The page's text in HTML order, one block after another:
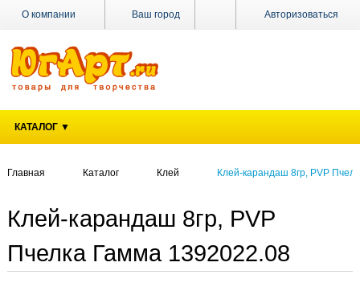
Ваш город Авторизоваться
О компании
Оплата
Наши
магазины
Новости
КАТАЛОГ ▼
Главная Каталог Клей Клей-карандаш 8гр, PVP
Клей-карандаш 8гр, PVP
Пчелка Гамма 1392022.08